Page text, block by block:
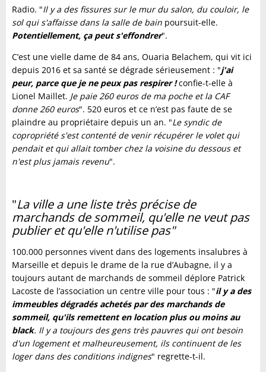
Radio. "Il y a des fissures sur le mur du salon, du couloir, le
sol qui s'affaisse dans la salle de bain poursuit-elle.
Potentiellement, ça peut s'effondrer".
C’est une vielle dame de 84 ans, Ouaria Belachem, qui vit ici
depuis 2016 et sa santé se dégrade sérieusement : "j'ai
peur, parce que je ne peux pas respirer !confie-t-elle à
Lionel Maillet. Je paie 260 euros de ma poche et la CAF
donne 260 euros". 520 euros et ce n’est pas faute de se
plaindre au propriétaire depuis un an. "Le syndic de
copropriété s'est contenté de venir récupérer le volet qui
pendait et qui allait tomber chez la voisine du dessous et
n'est plus jamais revenu".
"La ville a une liste très précise de
marchands de sommeil, qu'elle ne veut pas
publier et qu'elle n'utilise pas"
100.000 personnes vivent dans des logements insalubres à
Marseille et depuis le drame de la rue d’Aubagne, il y a
toujours autant de marchands de sommeil déplore Patrick
Lacoste de l’association un centre ville pour tous : "il y a des
immeubles dégradés achetés par des marchands de
sommeil, qu'ils remettent en location plus ou moins au
black. Il y a toujours des gens très pauvres qui ont besoin
d'un logement et malheureusement, ils continuent de les
loger dans des conditions indignes" regrette-t-il.